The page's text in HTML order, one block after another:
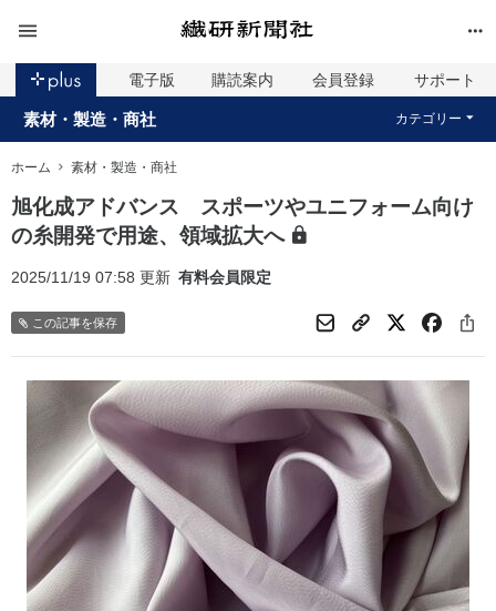
電子版 購読案内 会員登録 サポート
素材・製造・商社 カテゴリー
ホーム 素材・製造・商社
旭化成アドバンス スポーツやユニフォーム向け
の糸開発で用途、領域拡大へ
2025/11/19 07:58 更新 有料会員限定
この記事を保存